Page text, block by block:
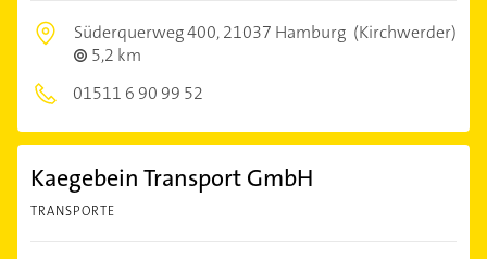
Süderquerweg 400,21037 Hamburg (Kirchwerder)
5,2 km
01511 6 90 99 52
Kaegebein Transport GmbH
TRANSPORTE